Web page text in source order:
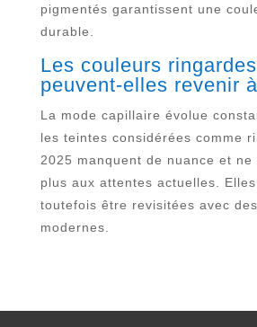
pigmentés garantissent une
durable.
Les couleurs
peuvent-elles revenir
La mode capillaire évolue
les teintes considérées comme
2025 manquent de nuance et
plus aux attentes actuelles.
toutefois être revisitées avec
modernes.